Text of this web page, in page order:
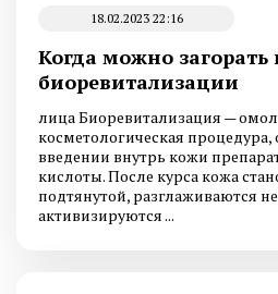
18.02.2023 22:16
Когда можно загорать
биоревитализации
лица Биоревитализация —
косметологическая процедура,
введении внутрь кожи
кислоты. После курса кожа
подтянутой, разглаживаются
активизируются ...